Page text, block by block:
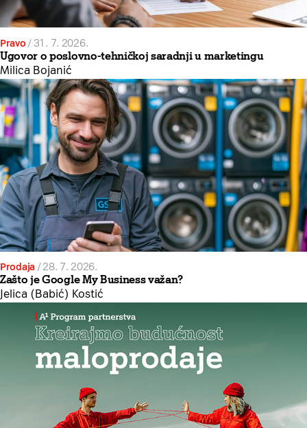
Pravo / 31. 7. 2026.
Ugovor o poslovno-tehničkoj saradnji u marketingu
Milica Bojanić
Prodaja /28. 7. 2026.
Zašto je Google My Business važan?
Jelica (Babić) Kostić